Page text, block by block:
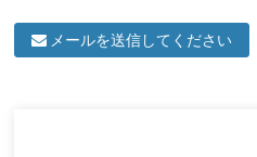
メールを送信してください